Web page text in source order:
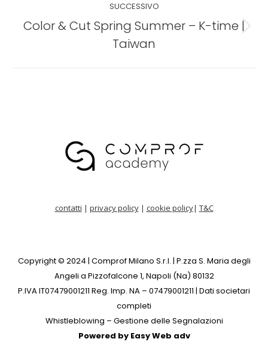
tra
SUCCESSIVO
Prossimo
post:
Color & Cut Spring Summer – K-time |
Taiwan
contatti | privacy policy| cookie policy| T&C
Copyright © 2024 | Comprof Milano S.r.l. | P.zza S. Maria degli
Angeli a Pizzofalcone 1, Napoli (Na) 80132
P.IVA IT07479001211 Reg. Imp. NA – 07479001211 | Dati societari
completi
Whistleblowing – Gestione delle Segnalazioni
Powered by Easy Web adv